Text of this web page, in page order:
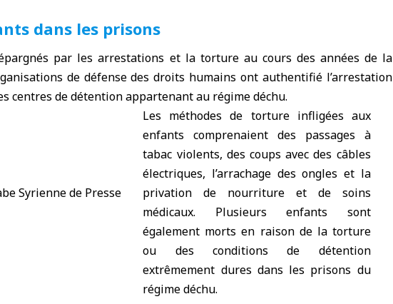
dans les prisons
par les arrestations et la torture au cours des années de la
de défense des droits humains ont authentifié l’arrestation
centres de détention appartenant au régime déchu.
Les méthodes de torture infligées aux
enfants comprenaient des passages à
tabac violents, des coups avec des câbles
électriques, l’arrachage des ongles et la
privation de nourriture et de soins
médicaux. Plusieurs enfants sont
également morts en raison de la torture
ou des conditions de détention
extrêmement dures dans les prisons du
régime déchu.